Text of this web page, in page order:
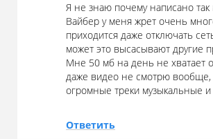
Я не знаю почему написано
Вайбер у меня жрет очень
приходится даже отключать
может это высасывают другие
Мне 50 мб на день не хватает
даже видео не смотрю
огромные треки музыкальные
Ответить